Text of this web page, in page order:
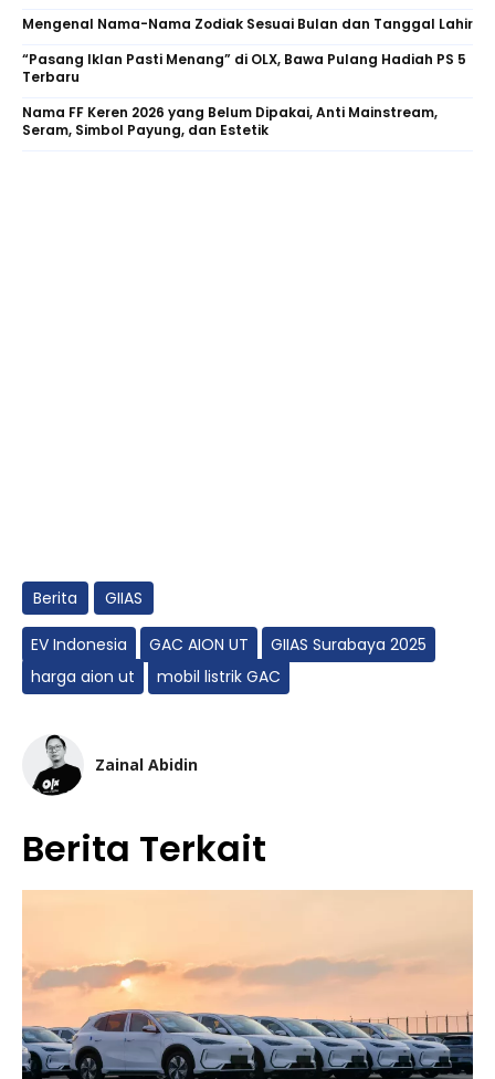
Mengenal Nama-Nama Zodiak Sesuai Bulan dan Tanggal Lahir
“Pasang Iklan Pasti Menang” di OLX, Bawa Pulang Hadiah PS 5
Terbaru
Nama FF Keren 2026 yang Belum Dipakai, Anti Mainstream,
Seram, Simbol Payung, dan Estetik
Berita GIIAS
EV Indonesia GAC AION UT
GIIAS Surabaya 2025
harga aion ut
mobil listrik GAC
Zainal Abidin
Berita Terkait